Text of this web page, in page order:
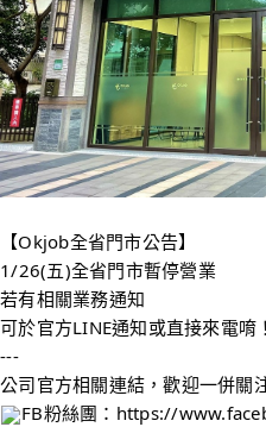
【Okjob全省門市公告】
1/26(五)全省門市暫停營業
若有相關業務通知
可於官方LINE通知或直接來電唷！
---
公司官方相關連結，歡迎一併關
FB粉絲團： https://